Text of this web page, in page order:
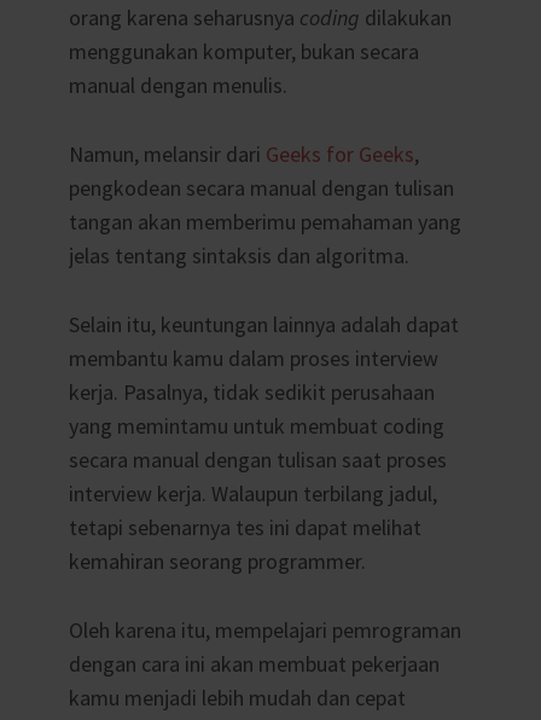
orang karena seharusnya coding dilakukan
menggunakan komputer, bukan secara
manual dengan menulis.
Namun, melansir dari Geeks for Geeks,
pengkodean secara manual dengan tulisan
tangan akan memberimu pemahaman yang
jelas tentang sintaksis dan algoritma.
Selain itu, keuntungan lainnya adalah dapat
membantu kamu dalam proses interview
kerja. Pasalnya, tidak sedikit perusahaan
yang memintamu untuk membuat coding
secara manual dengan tulisan saat proses
interview kerja. Walaupun terbilang jadul,
tetapi sebenarnya tes ini dapat melihat
kemahiran seorang programmer.
Oleh karena itu, mempelajari pemrograman
dengan cara ini akan membuat pekerjaan
kamu menjadi lebih mudah dan cepat